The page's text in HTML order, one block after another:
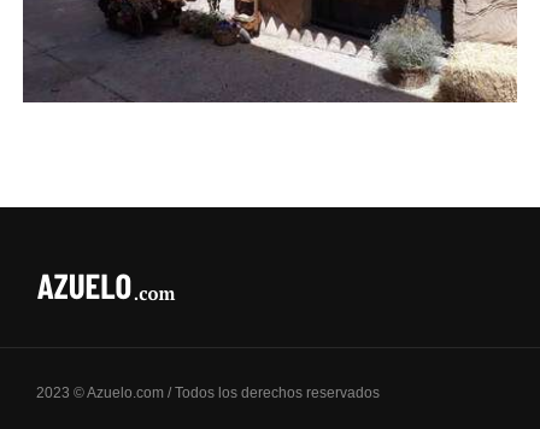
2023 © Azuelo.com / Todos los derechos reservados